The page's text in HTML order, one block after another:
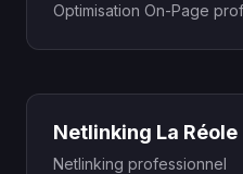
Optimisation On-Page
Netlinking La Réole
Netlinking professionnel